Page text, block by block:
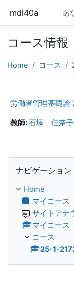
mdl40a あ
コース情報
Home コース
労働者管理基礎論
教師:石塚 佳奈
ナビゲーション
Home
マイコース
サイトアナ
マイコース
コース
25-1-